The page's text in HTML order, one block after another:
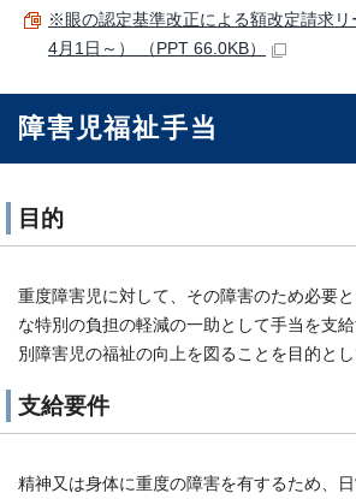
※眼の認定基準改正による額改定請求
4月1日～） （PPT 66.0KB）
障害児福祉手当
目的
重度障害児に対して、その障害のため必要
な特別の負担の軽減の一助として手当を支
別障害児の福祉の向上を図ることを目的とし
支給要件
精神又は身体に重度の障害を有するため、